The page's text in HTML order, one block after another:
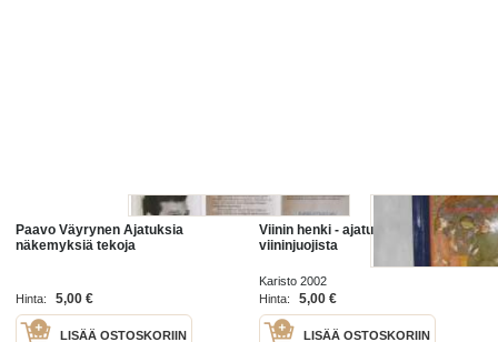
Paavo Väyrynen Ajatuksia
näkemyksiä tekoja
Hinta: 5,00 €
LISÄÄ OSTOSKORIIN
Viinin henki - ajatuksia viinistä ja
viininjuojista
Karisto 2002
Hinta:
5,00 €
LISÄÄ OSTOSKORIIN